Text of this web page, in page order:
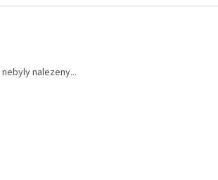
nebyly nalezeny...